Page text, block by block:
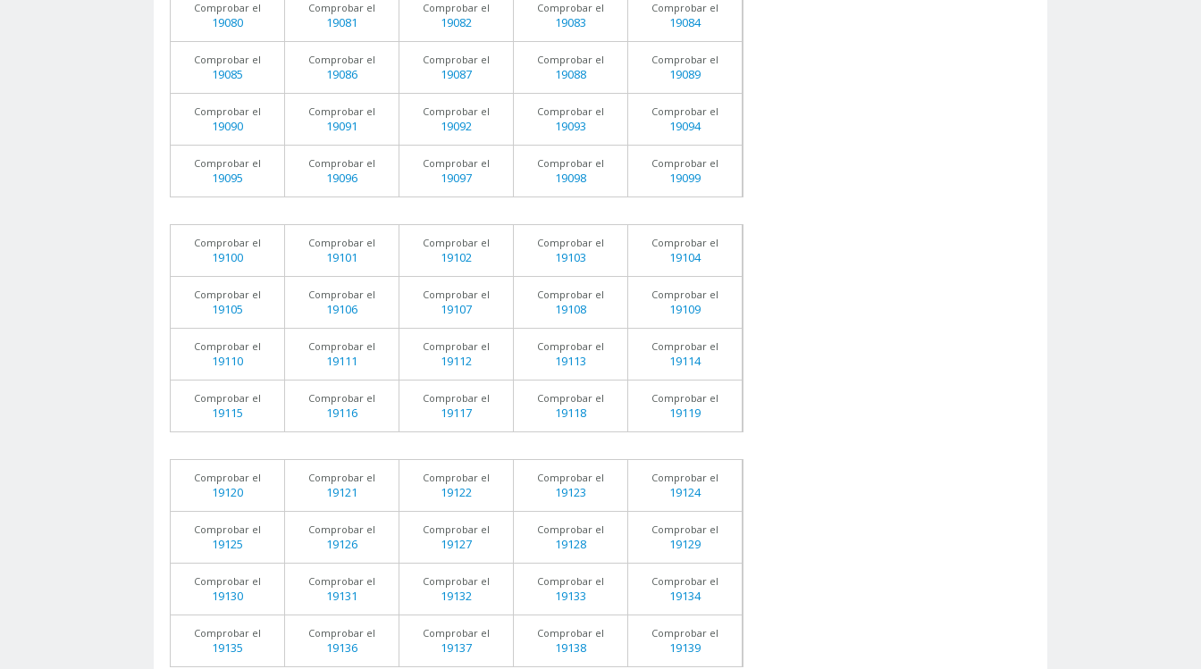
Comprobar el
19080
Comprobar el
19081
Comprobar el
19082
Comprobar el
19083
Comprobar el
19084
Comprobar el
19085
Comprobar el
19086
Comprobar el
19087
Comprobar el
19088
Comprobar el
19089
Comprobar el
19090
Comprobar el
19091
Comprobar el
19092
Comprobar el
19093
Comprobar el
19094
Comprobar el
19095
Comprobar el
19096
Comprobar el
19097
Comprobar el
19098
Comprobar el
19099
Comprobar el
19100
Comprobar el
19101
Comprobar el
19102
Comprobar el
19103
Comprobar el
19104
Comprobar el
19105
Comprobar el
19106
Comprobar el
19107
Comprobar el
19108
Comprobar el
19109
Comprobar el
19110
Comprobar el
19111
Comprobar el
19112
Comprobar el
19113
Comprobar el
19114
Comprobar el
19115
Comprobar el
19116
Comprobar el
19117
Comprobar el
19118
Comprobar el
19119
Comprobar el
19120
Comprobar el
19121
Comprobar el
19122
Comprobar el
19123
Comprobar el
19124
Comprobar el
19125
Comprobar el
19126
Comprobar el
19127
Comprobar el
19128
Comprobar el
19129
Comprobar el
19130
Comprobar el
19131
Comprobar el
19132
Comprobar el
19133
Comprobar el
19134
Comprobar el
19135
Comprobar el
19136
Comprobar el
19137
Comprobar el
19138
Comprobar el
19139